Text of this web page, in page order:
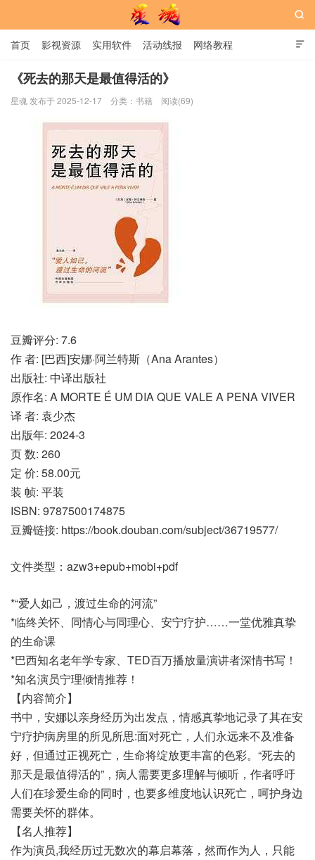

首页 影视资源 实用软件 活动线报 网络教程
用户中心 书籍 娱乐

《死去的那天是最值得活的》
星魂 发布于 2025-12-17 分类： 书籍 阅读(69)
豆瓣评分: 7.6
作 者: [巴西]安娜·阿兰特斯（Ana Arantes）
出版社: 中译出版社
原作名: A MORTE É UM DIA QUE VALE A PENA VIVER
译 者: 袁少杰
出版年: 2024-3
页 数: 260
定 价: 58.00元
装 帧: 平装
ISBN: 9787500174875
豆瓣链接: https://book.douban.com/subject/36719577/
文件类型：azw3+epub+mobi+pdf
*“爱人如己，渡过生命的河流”
*临终关怀、同情心与同理心、安宁疗护……一堂优雅真挚
的生命课
*巴西知名老年学专家、TED百万播放量演讲者深情书写！
*知名演员宁理倾情推荐！
【内容简介】
书中，安娜以亲身经历为出发点，情感真挚地记录了其在安
宁疗护病房里的所见所思:面对死亡，人们永远来不及准备
好，但通过正视死亡，生命将绽放更丰富的色彩。“死去的
那天是最值得活的”，病人需要更多理解与倾听，作者呼吁
人们在珍爱生命的同时，也要多维度地认识死亡，呵护身边
需要关怀的群体。
【名人推荐】
作为演员,我经历过无数次的幕启幕落，然而作为人，只能